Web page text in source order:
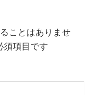
ことはありませ
須項目です